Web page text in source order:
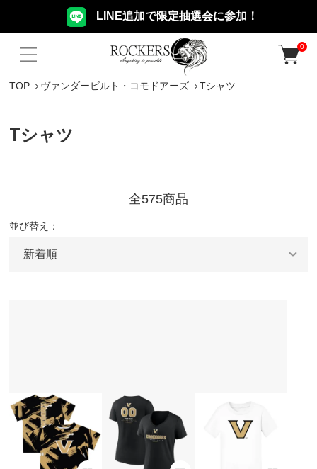
LINE追加で限定抽選会に参加！
0
TOP ヴァンダービルト・コモドアーズ Tシャツ
Tシャツ
全575商品
並び替え：